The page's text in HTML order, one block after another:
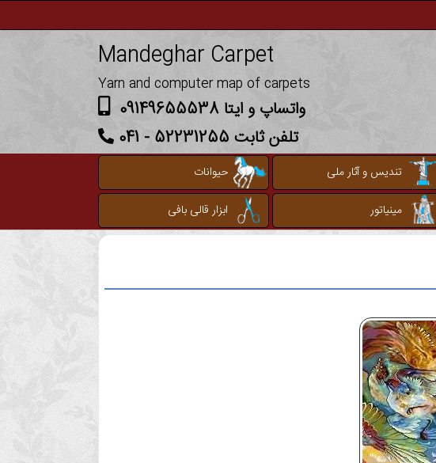
Mandeghar Carpet
Yarn and computer map of carpets
واتساپ و ایتا 09149655538
تلفن ثابت 52231255 - 041
تندیس و آثار ملی
حیوانات
مینیاتور ابزار قالی بافی